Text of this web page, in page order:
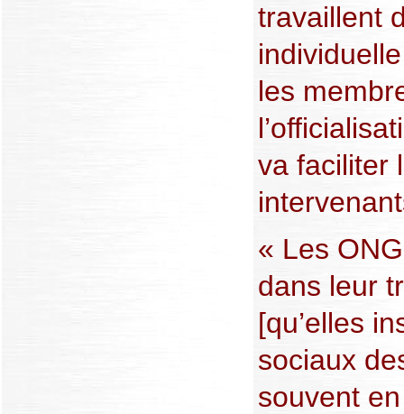
travaillent
les
va faciliter
« Les
dans leur
[qu’elles
sociaux
souvent